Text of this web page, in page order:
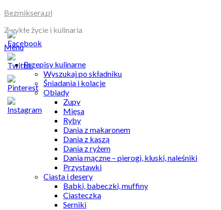
Skip
content
Bezmiksera.pl
Zwykłe życie i kulinaria
Menu
Przepisy kulinarne
Wyszukaj po składniku
Śniadania i kolacje
Obiady
Zupy
Mięsa
Ryby
Dania z makaronem
Dania z kaszą
Dania z ryżem
Dania mączne – pierogi, kluski, naleśniki
Przystawki
Ciasta i desery
Babki, babeczki, muffiny
Ciasteczka
Serniki